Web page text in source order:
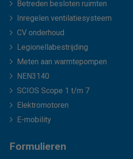
Betreden besloten ruimten
Inregelen ventilatiesysteem
CV onderhoud
Legionellabestrijding
Meten aan warmtepompen
NEN3140
SCIOS Scope 1 t/m 7
Elektromotoren
E-mobility
Formulieren